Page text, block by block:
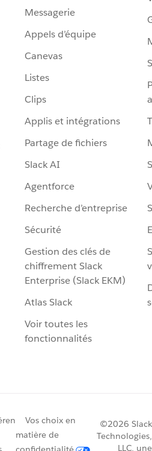
Messagerie
Appels d’équipe
Canevas
Listes
Clips
Applis et intégrations
Partage de fichiers
Slack AI
Agentforce
Recherche d’entreprise
Sécurité
Gestion des clés de
chiffrement Slack
Enterprise (Slack EKM)
Atlas Slack
Voir toutes les
fonctionnalités
Vos choix en
matière de
©2026 Slack
Technologies,
LLC, une